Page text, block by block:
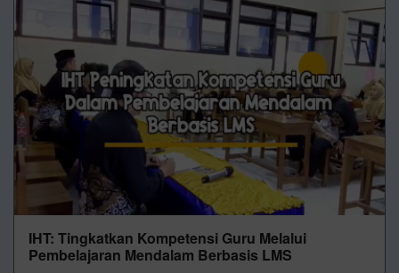
IHT: Tingkatkan Kompetensi Guru Melalui
Pembelajaran Mendalam Berbasis LMS